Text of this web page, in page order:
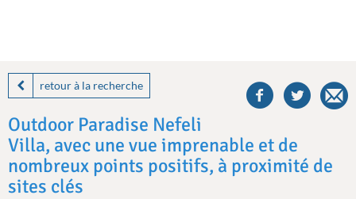
retour à la recherche
this
villa
Outdoor Paradise Nefeli
Villa, avec une vue imprenable et de
nombreux points positifs, à proximité de
sites clés